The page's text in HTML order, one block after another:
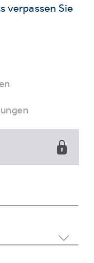
verpassen Sie